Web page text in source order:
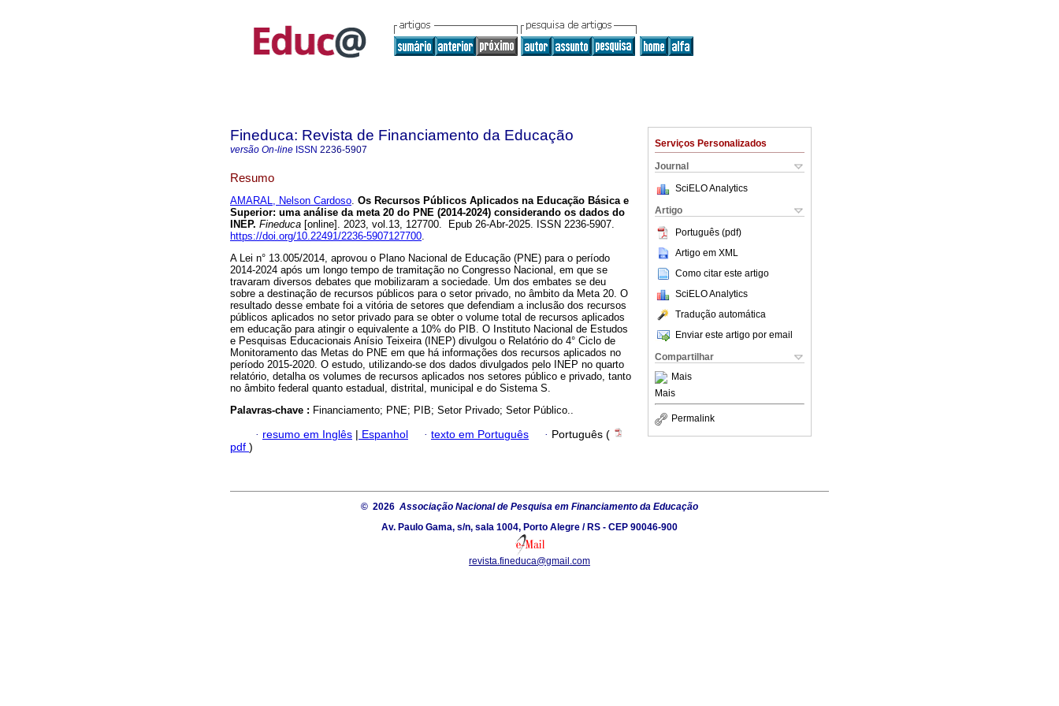
Serviços Personalizados
Journal
SciELO Analytics
Artigo
Português (pdf)
Artigo em XML
Como citar este artigo
SciELO Analytics
Tradução automática
Enviar este artigo por email
Compartilhar
Mais
Mais
Permalink
Fineduca: Revista de Financiamento da Educação
versão On-line ISSN 2236-5907
Resumo
AMARAL, Nelson Cardoso. Os Recursos Públicos Aplicados na Educação Básica e
Superior: uma análise da meta 20 do PNE (2014-2024) considerando os dados do
INEP. Fineduca [online]. 2023, vol.13, 127700. Epub 26-Abr-2025. ISSN 2236-5907.
https://doi.org/10.22491/2236-5907127700.
A Lei n° 13.005/2014, aprovou o Plano Nacional de Educação (PNE) para o período
2014-2024 após um longo tempo de tramitação no Congresso Nacional, em que se
travaram diversos debates que mobilizaram a sociedade. Um dos embates se deu
sobre a destinação de recursos públicos para o setor privado, no âmbito da Meta 20. O
resultado desse embate foi a vitória de setores que defendiam a inclusão dos recursos
públicos aplicados no setor privado para se obter o volume total de recursos aplicados
em educação para atingir o equivalente a 10% do PIB. O Instituto Nacional de Estudos
e Pesquisas Educacionais Anísio Teixeira (INEP) divulgou o Relatório do 4° Ciclo de
Monitoramento das Metas do PNE em que há informações dos recursos aplicados no
período 2015-2020. O estudo, utilizando-se dos dados divulgados pelo INEP no quarto
relatório, detalha os volumes de recursos aplicados nos setores público e privado, tanto
no âmbito federal quanto estadual, distrital, municipal e do Sistema S.
Palavras-chave : Financiamento; PNE; PIB; Setor Privado; Setor Público..
· resumo em Inglês | Espanhol · texto em Português · Português (
pdf )
© 2026 Associação Nacional de Pesquisa em Financiamento da Educação
Av. Paulo Gama, s/n, sala 1004, Porto Alegre / RS - CEP 90046-900
revista.fineduca@gmail.com